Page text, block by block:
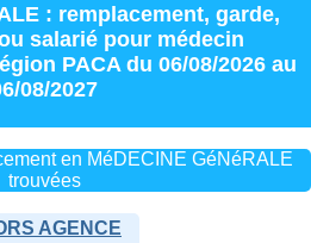
: remplacement, garde,
salariépour médecin
PACA du 06/08/2026 au
08/2027
en MéDECINE GéNéRALE
trouvées
AGENCE